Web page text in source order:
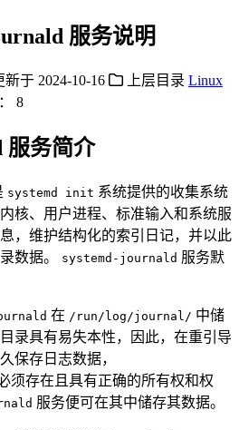
服务说明
新于 2024-10-16 上层目录 Linux
8
服务简介
systemd init 系统提供的收集系统
核、用户进程、标准输入和系统服
，维护结构化的索引日记，并以此
数据。
systemd-journald 服务默
在 /run/log/journal/ 中储
目录具有易失本性，因此，在重引导
保存日志数据，
须存在且具有正确的所有权和权
服务便可在其中储存其数据。